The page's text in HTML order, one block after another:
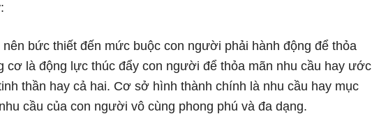
bức thiết đến mức buộc con người phải hành động để thỏa
cơ là động lực thúc đẩy con người để thỏa mãn nhu cầu hay ước
thần hay cả hai. Cơ sở hình thành chính là nhu cầu hay mục
cầu của con người vô cùng phong phú và đa dạng.